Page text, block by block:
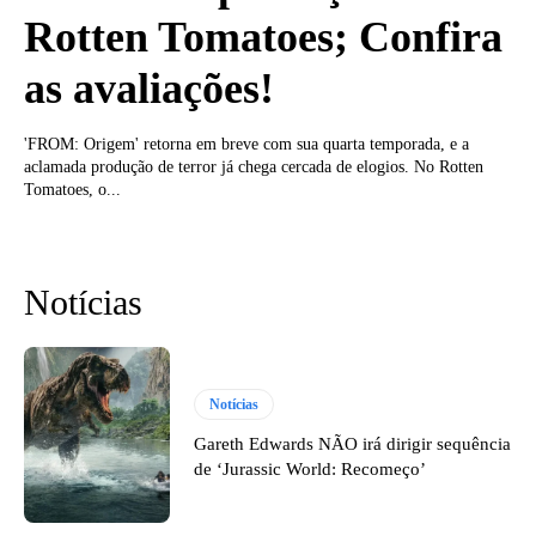
Rotten Tomatoes; Confira
as avaliações!
'FROM: Origem' retorna em breve com sua quarta temporada, e a
aclamada produção de terror já chega cercada de elogios. No Rotten
Tomatoes, o...
Notícias
Notícias
Gareth Edwards NÃO irá dirigir sequência
de ‘Jurassic World: Recomeço’